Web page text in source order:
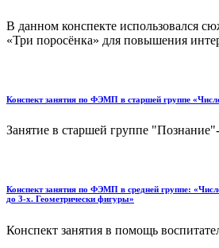
В данном конспекте использовался
«Три поросёнка» для повышения
Конспект занятия по ФЭМП в старшей группе
Занятие в старшей группе
Конспект занятия по ФЭМП в средней группе:
до 3-х. Геометрически фигуры»
Конспект занятия в помощь